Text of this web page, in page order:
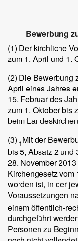
Bewerbung
(1) Der kirchliche
zum 1. April und 1.
(2) Die Bewerbung
April eines Jahres
15. Februar des
zum 1. Oktober bis
beim
(3) 1Mit der
bis 5, Absatz 2 und
28. November 2013
Kirchengesetz vom
worden ist, in der
Voraussetzungen
einem öffentlich-
durchgeführt
Personen zu